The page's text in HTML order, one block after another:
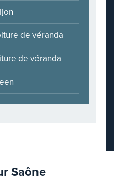
de véranda
de véranda
Saône